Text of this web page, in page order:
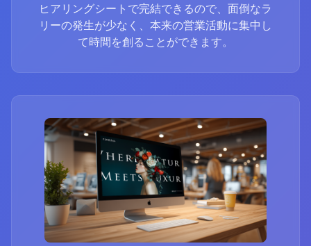
ヒアリングシートで完結できるので、面倒なラ
リーの発生が少なく、本来の営業活動に集中し
て時間を創ることができます。